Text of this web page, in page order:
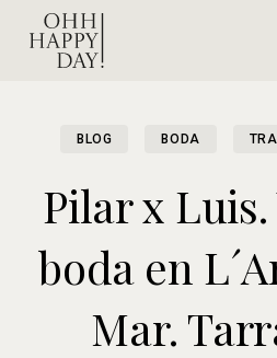
contenido
BLOG BODA
Pilar x
boda en
Mar.